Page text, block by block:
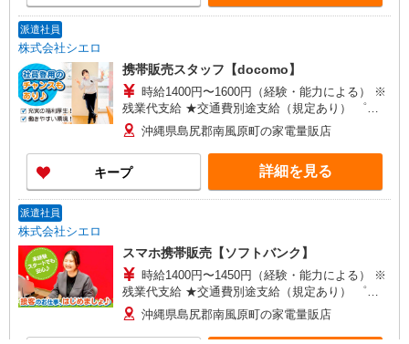
派遣社員
株式会社シエロ
携帯販売スタッフ【docomo】
時給1400円〜1600円（経験・能力による） ※
残業代支給 ★交通費別途支給（規定あり） ゜
+゜・。○。・゜+゜・。○。・゜+゜ 入社祝い金10
万円支給(規定有) お友達を紹介頂くと, インセンテ
ィブ支給(規定有) ★月2回払い・週払い可能（規程
有）★ ゜・。○。・゜+゜・。○。・゜+゜
沖縄県島尻郡南風原町の家電量販店
キープ 詳細を見る
派遣社員
株式会社シエロ
スマホ携帯販売【ソフトバンク】
時給1400円〜1450円（経験・能力による） ※
残業代支給 ★交通費別途支給（規定あり） ゜
+゜・。○。・゜+゜・。○。・゜+゜ 入社祝い金10
万円支給(規定有) お友達を紹介頂くと, インセンテ
ィブ支給(規定有) ★月2回払い・週払い可能（規程
沖縄県島尻郡南風原町の家電量販店